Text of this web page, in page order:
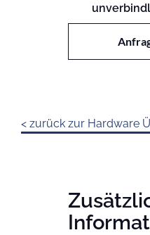
< zurück zur Hardware